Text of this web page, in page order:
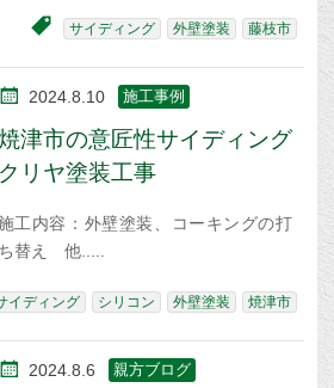
サイディング 外壁塗装 藤枝市
2024.8.10 施工事例
津市の意匠性サイディング
クリヤ塗装工事
工内容：外壁塗装、コーキングの打
ち替え 他
イディング シリコン 外壁塗装 焼津市
2024.8.6 親方ブログ